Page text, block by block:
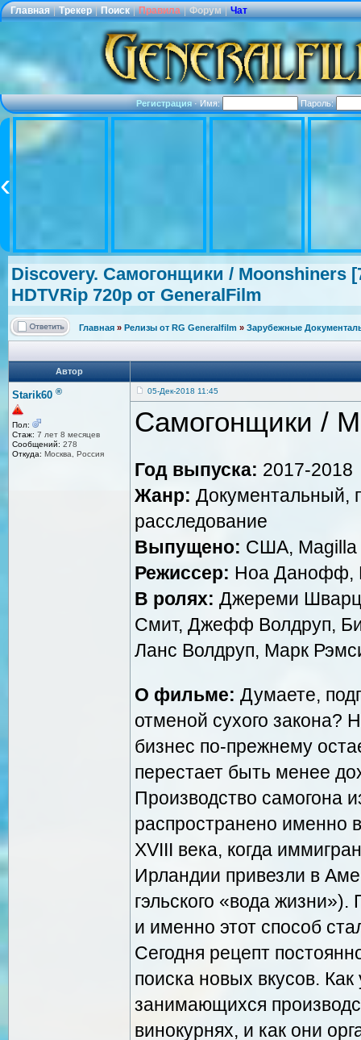
Главная | Трекер | Поиск | Правила | Форум | Чат
Регистрация·Имя: Пароль:
Discovery. Самогонщики / Moonshiners
HDTVRip 720p от GeneralFilm
Главная » Релизы от RG Generalfilm » Зарубежные
Автор
Starik60 ®
Пол:
Стаж: 7 лет 8 месяцев
Сообщений: 278
Откуда: Москва, Россия
05-Дек-2018 11:45
Самогонщики /
Год выпуска: 2017-2018
Жанр: Документальный,
расследование
Выпущено: США, Magilla
Режиссер: Ноа Данофф,
В ролях: Джереми
Смит, Джефф Волдруп,
Ланс Волдруп, Марк
О фильме: Думаете,
отменой сухого закона?
бизнес по-прежнему
перестает быть менее
Производство самогона
распространено именно
XVIII века, когда
Ирландии привезли в
гэльского «вода
и именно этот способ
Сегодня рецепт
поиска новых вкусов.
занимающихся
винокурнях, и как они